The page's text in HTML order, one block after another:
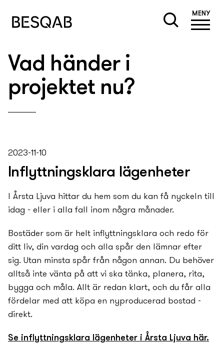
MENY
Vad händer i
projektet nu?
2023-11-10
Inflyttningsklara lägenheter
I Årsta Ljuva hittar du hem som du kan få ny­­ckeln till
idag - eller i alla fall inom några månader.
Bostäder som är helt inflyttningsklara och redo för
ditt liv, din vardag och alla spår den lämnar efter
sig. Utan minsta spår från någon annan. Du behöver
alltså inte vänta på att vi ska tänka, planera, rita,
bygga och måla. Allt är redan klart, och du får alla
fördelar med att köpa en ny­producerad bostad -
direkt.
Se inflyttningsklara lägenheter i Årsta Ljuva här.